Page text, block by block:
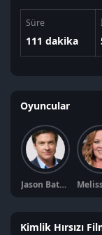
Süre
111 dakika
Oyuncular
Jason Bateman
Kimlik Hırsızı